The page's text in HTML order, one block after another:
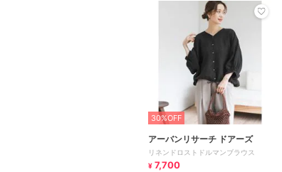
30%OFF
アーバンリサーチ ドアーズ
リネンドロストドルマンブラウス
¥ 7,700